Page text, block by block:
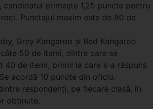
candidatul primește 1,25 puncte pentru
Punctajul maxim este de 80 de
Grey Kangaroo şi Red Kangaroo
50 de itemi, dintre care se
40 de itemi, primii la care s-a răspuns
acordă 10 puncte din oficiu.
respondenți, pe fiecare clasă, în
obținute.